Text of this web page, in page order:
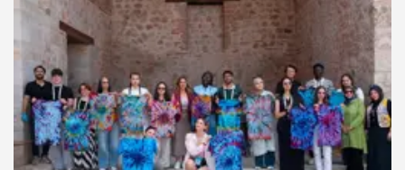
23.07.2026 Gündem